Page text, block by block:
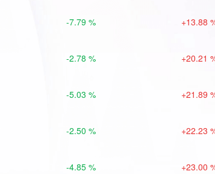
-7.79 % +13.88
-2.78 % +20.21
-5.03 % +21.89
-2.50 % +22.23
-4.85 % +23.00